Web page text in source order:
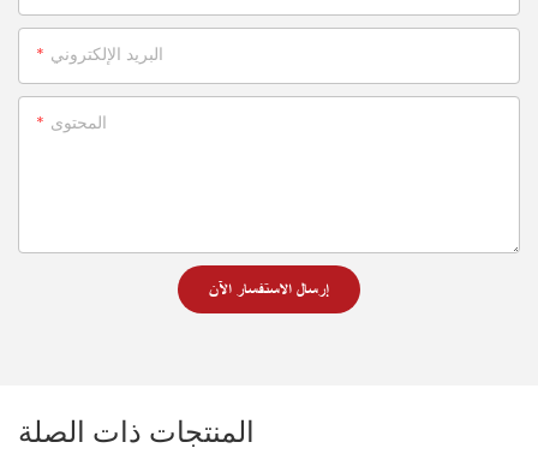
البريد الإلكتروني
المحتوى
إرسال الاستفسار الآن
المنتجات ذات الصلة